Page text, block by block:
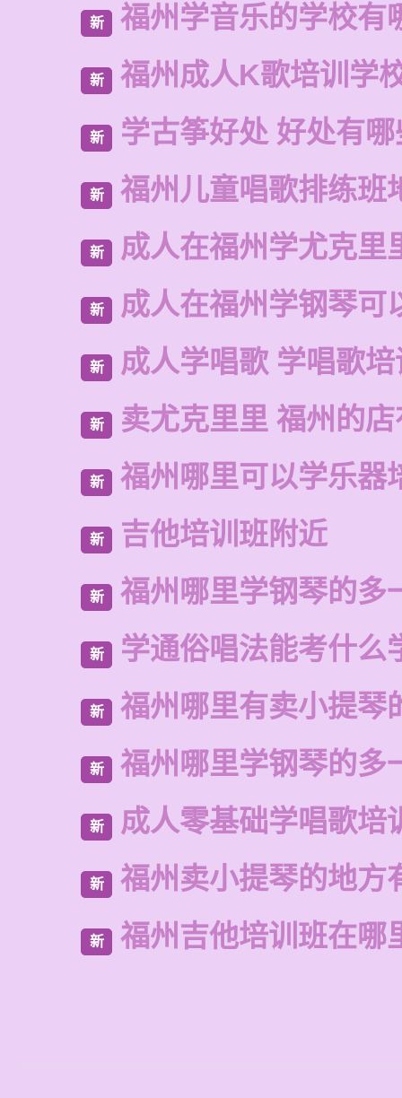
新 福州学音乐的学校有
新 福州成人K歌培训学
新 学古筝好处 好处有哪
新 福州儿童唱歌排练班
新 成人在福州学尤克里
新 成人在福州学钢琴可
新 成人学唱歌 学唱歌
新 卖尤克里里 福州的
新 福州哪里可以学乐器
新 吉他培训班附近
新 福州哪里学钢琴的多
新 学通俗唱法能考什么
新 福州哪里有卖小提琴
新 福州哪里学钢琴的多
新 成人零基础学唱歌培
新 福州卖小提琴的地方
新 福州吉他培训班在哪